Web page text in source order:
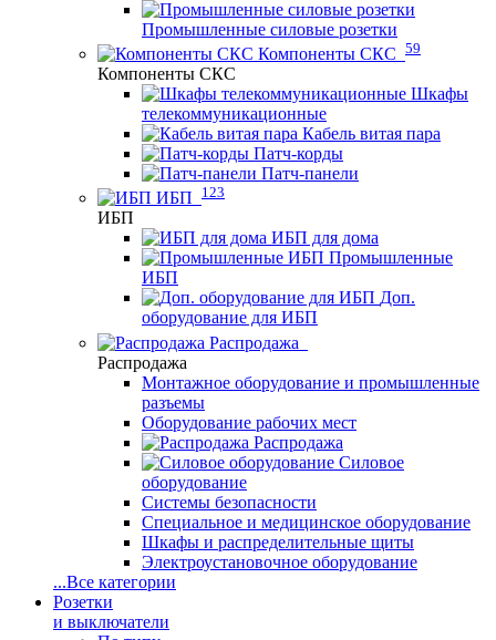
Промышленные силовые розетки
Компоненты СКС 59
Компоненты СКС
Шкафы
телекоммуникационные
Кабель витая пара
Патч-корды
Патч-панели
ИБП
123
ИБП
ИБП для дома
Промышленные
ИБП
Доп.
оборудование для ИБП
Распродажа
Распродажа
Монтажное оборудование и промышленные
разъемы
Оборудование рабочих мест
Распродажа
Силовое
оборудование
Системы безопасности
Специальное и медицинское оборудование
Шкафы и распределительные щиты
Электроустановочное оборудование
...Все категории
Розетки
и выключатели